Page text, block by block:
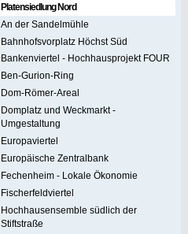
Platensiedlung Nord
An der Sandelmühle
Bahnhofsvorplatz Höchst Süd
Bankenviertel - Hochhausprojekt FOUR
Ben-Gurion-Ring
Dom-Römer-Areal
Domplatz und Weckmarkt -
Umgestaltung
Europaviertel
Europäische Zentralbank
Fechenheim - Lokale Ökonomie
Fischerfeldviertel
Hochhausensemble südlich der
Stiftstraße